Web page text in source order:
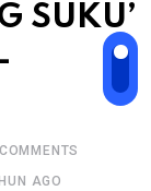
SUKU’
COMMENTS
AGO